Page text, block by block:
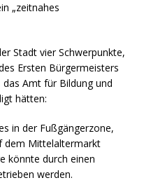
„zeitnahes
Stadt vier Schwerpunkte,
Ersten Bürgermeisters
Amt für Bildung und
hätten:
in der Fußgängerzone,
dem Mittelaltermarkt
könnte durch einen
werden.